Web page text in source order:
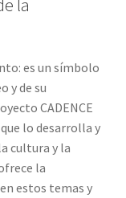
la
es un símbolo
y de su
CADENCE
lo desarrolla y
cultura y la
la
estos temas y